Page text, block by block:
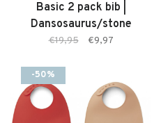
Basic 2 pack bib |
Dansosaurus/stone
€19,95 €9,97
-50%